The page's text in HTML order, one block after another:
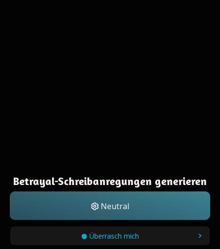
Betrayal-Schreibanregungen generieren
Neutral
Überrasch mich